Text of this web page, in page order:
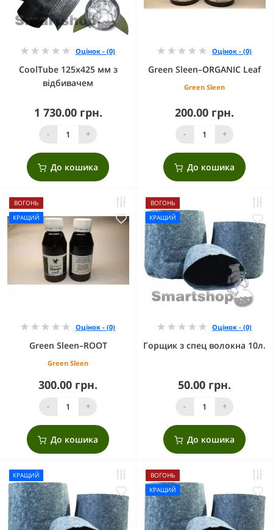
Оцінок - (0)
CoolTube 125х425 мм з
відбивачем
1 730.00 грн.
- +
До кошика
Оцінок - (0)
Green Sleen–ORGANIC Leaf
Green Sleen
200.00 грн.
- +
До кошика
ВОГОНЬ
КРАЩИЙ
Оцінок - (0)
Green Sleen–ROOT
Green Sleen
300.00 грн.
- +
До кошика
ВОГОНЬ
КРАЩИЙ
Оцінок - (0)
Горщик з спец волокна 10л.
50.00 грн.
- +
До кошика
КРАЩИЙ
ВОГОНЬ
КРАЩИЙ